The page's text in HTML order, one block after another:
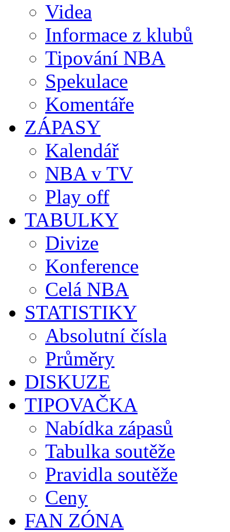
Videa
Informace z klubů
Tipování NBA
Spekulace
Komentáře
ZÁPASY
Kalendář
NBA v TV
Play off
TABULKY
Divize
Konference
Celá NBA
STATISTIKY
Absolutní čísla
Průměry
DISKUZE
TIPOVAČKA
Nabídka zápasů
Tabulka soutěže
Pravidla soutěže
Ceny
FAN ZÓNA